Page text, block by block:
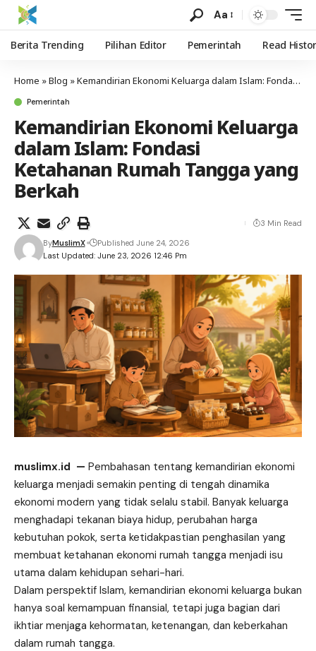
Aa
Berita Trending Pilihan Editor Pemerintah Read
Home »Blog »Kemandirian Ekonomi Keluarga dalam Islam: Fondasi Ketahanan Rumah Tangga yang Berkah
Pemerintah
Kemandirian Ekonomi Keluarga
dalam Islam: Fondasi
Ketahanan Rumah Tangga yang
Berkah
Last Updated: June 23, 2026 12:46 Pm
ByMuslimX Published June 24, 2026
3 Min Read
muslimx.id — Pembahasan tentang kemandirian ekonomi
keluarga menjadi semakin penting di tengah dinamika
ekonomi modern yang tidak selalu stabil. Banyak keluarga
menghadapi tekanan biaya hidup, perubahan harga
kebutuhan pokok, serta ketidakpastian penghasilan yang
membuat ketahanan ekonomi rumah tangga menjadi isu
utama dalam kehidupan sehari-hari.
Dalam perspektif Islam, kemandirian ekonomi keluarga bukan
hanya soal kemampuan finansial, tetapi juga bagian dari
ikhtiar menjaga kehormatan, ketenangan, dan keberkahan
dalam rumah tangga.